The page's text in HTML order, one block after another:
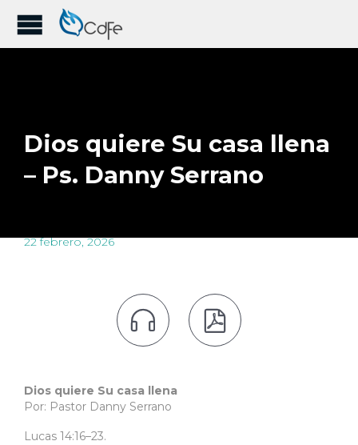
Dios quiere Su casa llena
– Ps. Danny Serrano
22 febrero, 2026
 
Dios quiere Su casa llena
Por: Pastor Danny Serrano
Lucas 14:16–23.